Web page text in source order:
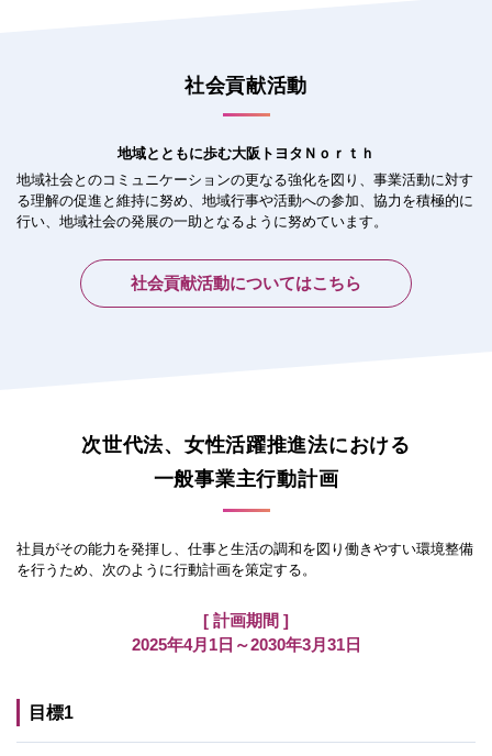
社会貢献活動
地域とともに歩む大阪トヨタＮｏｒｔｈ
地域社会とのコミュニケーションの更なる強化を図り、事業活動に対す
る理解の促進と維持に努め、地域行事や活動への参加、協力を積極的に
行い、地域社会の発展の一助となるように努めています。
社会貢献活動についてはこちら
次世代法、女性活躍推進法における
一般事業主行動計画
社員がその能力を発揮し、仕事と生活の調和を図り働きやすい環境整備
を行うため、次のように行動計画を策定する。
[ 計画期間 ]
2025年4月1日～2030年3月31日
目標1